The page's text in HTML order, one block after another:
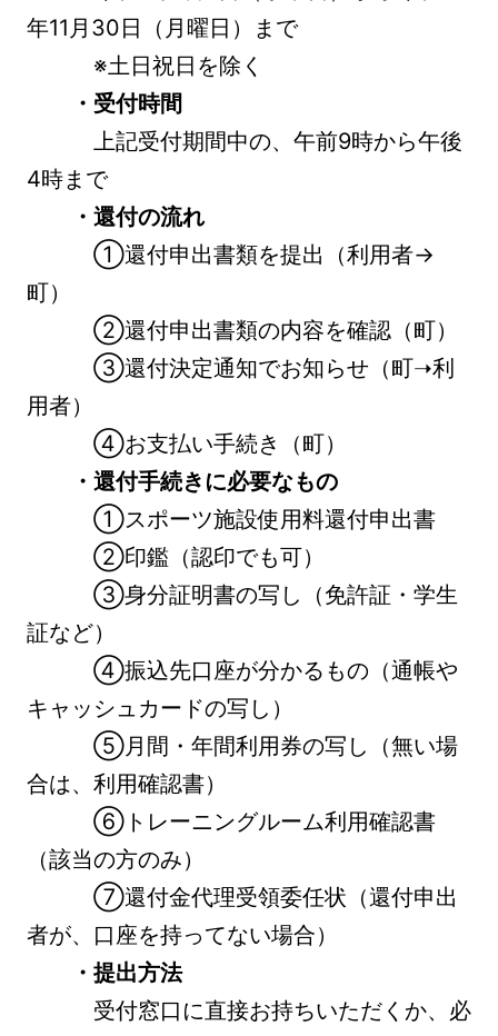
年11月30日（月曜日）まで
※土日祝日を除く
・受付時間
上記受付期間中の、午前9時から午後
4時まで
・還付の流れ
①還付申出書類を提出（利用者→
町）
②還付申出書類の内容を確認（町）
③還付決定通知でお知らせ（町➝利
用者）
④お支払い手続き（町）
・還付手続きに必要なもの
①スポーツ施設使用料還付申出書
②印鑑（認印でも可）
③身分証明書の写し（免許証・学生
証など）
④振込先口座が分かるもの（通帳や
キャッシュカードの写し）
⑤月間・年間利用券の写し（無い場
合は、利用確認書）
⑥トレーニングルーム利用確認書
（該当の方のみ）
⑦還付金代理受領委任状（還付申出
者が、口座を持ってない場合）
・提出方法
受付窓口に直接お持ちいただくか、必